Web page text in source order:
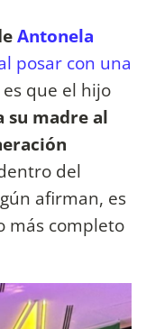
Antonela
posar con una
que el hijo
su madre al
del
afirman, es
más completo